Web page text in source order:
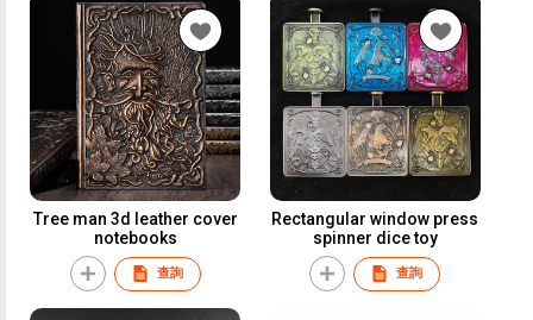
Tree man 3d leather cover
notebooks
查詢
Rectangular window press
spinner dice toy
查詢